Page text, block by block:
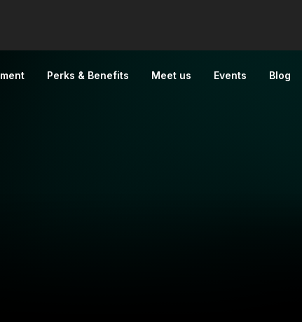
Perks & Benefits Meet us Events Blog